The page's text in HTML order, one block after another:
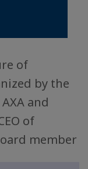
of
by the
and
of
member